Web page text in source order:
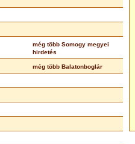
még több Somogy megyei
hirdetés
még több Balatonboglár